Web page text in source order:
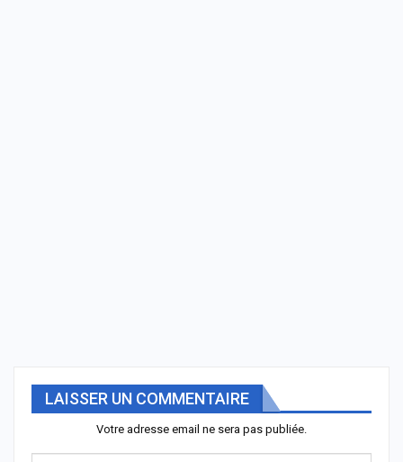
LAISSER UN COMMENTAIRE
Votre adresse email ne sera pas publiée.